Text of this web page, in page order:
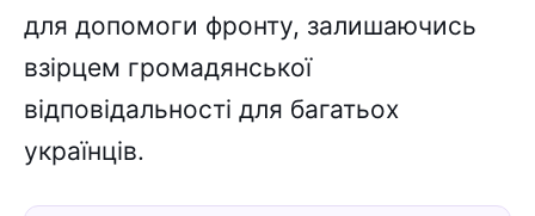
для допомоги фронту, залишаючись
взірцем громадянської
відповідальності для багатьох
українців.